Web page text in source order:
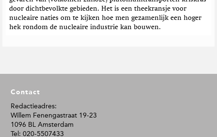
door dichtbevolkte gebieden. Het is een theekransje voor
nucleaire naties om te kijken hoe men gezamenlijk een hoger
hek rondom de nucleaire industrie kan bouwen.
o
o
Contact
Redactieadres:
Willem Fenengastraat 19-23
1096 BL Amsterdam
Tel: 020-5507433